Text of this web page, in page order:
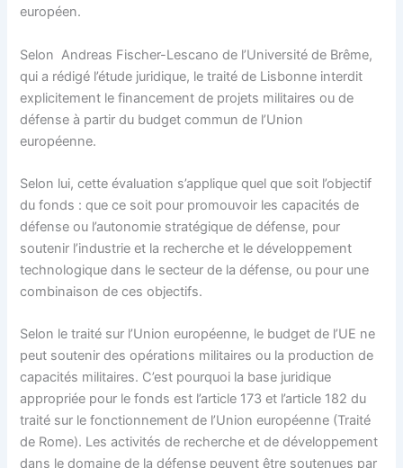
européen.
Selon Andreas Fischer-Lescano de l’Université de Brême,
qui a rédigé l’étude juridique, le traité de Lisbonne interdit
explicitement le financement de projets militaires ou de
défense à partir du budget commun de l’Union
européenne.
Selon lui, cette évaluation s’applique quel que soit l’objectif
du fonds : que ce soit pour promouvoir les capacités de
défense ou l’autonomie stratégique de défense, pour
soutenir l’industrie et la recherche et le développement
technologique dans le secteur de la défense, ou pour une
combinaison de ces objectifs.
Selon le traité sur l’Union européenne, le budget de l’UE ne
peut soutenir des opérations militaires ou la production de
capacités militaires. C’est pourquoi la base juridique
appropriée pour le fonds est l’article 173 et l’article 182 du
traité sur le fonctionnement de l’Union européenne (Traité
de Rome). Les activités de recherche et de développement
dans le domaine de la défense peuvent être soutenues par